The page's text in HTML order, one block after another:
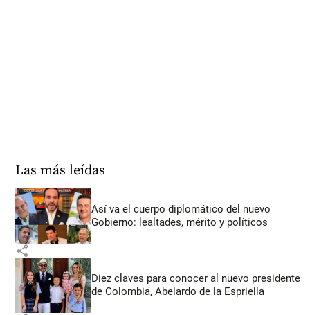
Las más leídas
Así va el cuerpo diplomático del nuevo
Gobierno: lealtades, mérito y políticos
share
Diez claves para conocer al nuevo presidente
de Colombia, Abelardo de la Espriella